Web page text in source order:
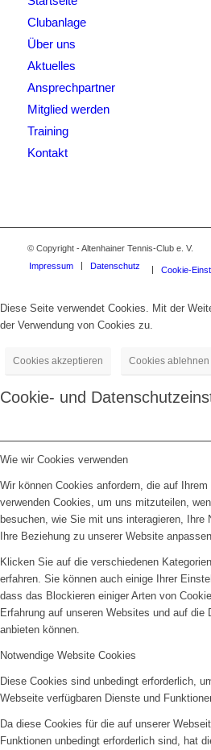
Clubanlage
Über uns
Aktuelles
Ansprechpartner
Mitglied werden
Training
Kontakt
© Copyright - Altenhainer Tennis-Club e. V.
Impressum
Datenschutz Cookie-
Diese Seite verwendet Cookies. Mit der
der Verwendung von Cookies zu.
Cookies akzeptieren Cookies ablehnen
Cookie- und
Wie wir Cookies verwenden
Wir können Cookies anfordern, die auf
verwenden Cookies, um uns mitzuteilen,
besuchen, wie Sie mit uns interagieren, Ihre
Ihre Beziehung zu unserer Website anpassen.
Klicken Sie auf die verschiedenen
erfahren. Sie können auch einige Ihrer
dass das Blockieren einiger Arten von
Erfahrung auf unseren Websites und auf die
anbieten können.
Notwendige Website Cookies
Diese Cookies sind unbedingt erforderlich,
Webseite verfügbaren Dienste und
Da diese Cookies für die auf unserer
Funktionen unbedingt erforderlich sind, hat